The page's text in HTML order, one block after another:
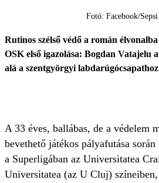
Fotó: Facebook/
Rutinos szélső védő a román
OSK első igazolása: Bogdan Vatajelu
alá a szentgyörgyi
A 33 éves, ballábas, de a védelem
bevethető játékos pályafutása
a Superligában az Universitatea
Universitatea (az U Cluj)